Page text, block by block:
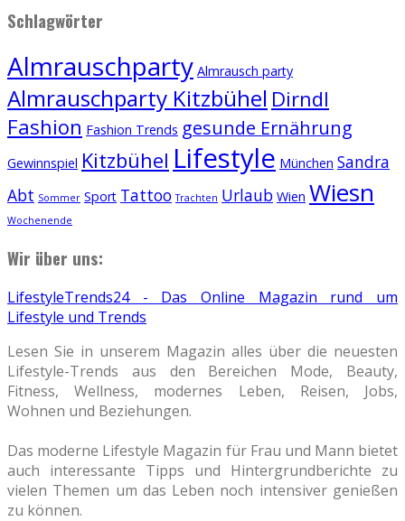
Schlagwörter
Almrauschparty Almrausch party
Almrauschparty Kitzbühel Dirndl
Fashion Fashion Trends gesunde Ernährung
Gewinnspiel Kitzbühel Lifestyle München Sandra
Abt Sommer Sport Tattoo Trachten Urlaub Wien Wiesn
Wochenende
Wir über uns:
LifestyleTrends24 - Das Online Magazin rund um
Lifestyle und Trends
Lesen Sie in unserem Magazin alles über die neuesten
Lifestyle-Trends aus den Bereichen Mode, Beauty,
Fitness, Wellness, modernes Leben, Reisen, Jobs,
Wohnen und Beziehungen.
Das moderne Lifestyle Magazin für Frau und Mann bietet
auch interessante Tipps und Hintergrundberichte zu
vielen Themen um das Leben noch intensiver genießen
zu können.